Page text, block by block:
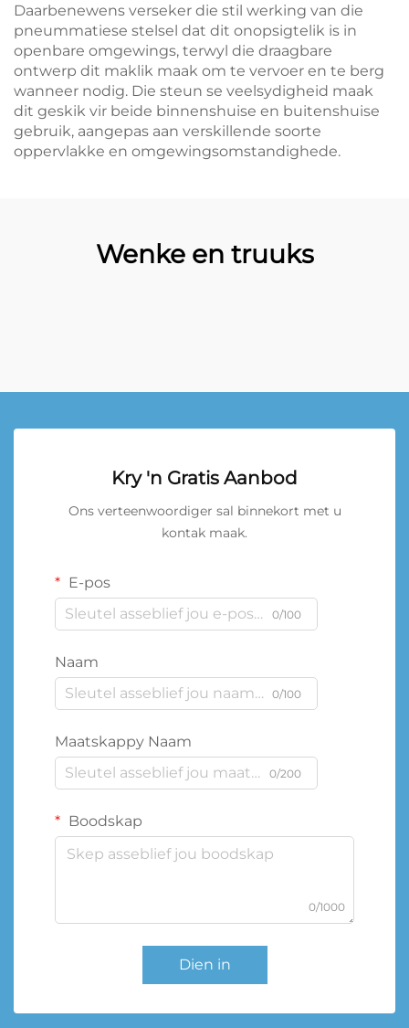
Daarbenewens verseker die stil werking van die
pneummatiese stelsel dat dit onopsigtelik is in
openbare omgewings, terwyl die draagbare
ontwerp dit maklik maak om te vervoer en te berg
wanneer nodig. Die steun se veelsydigheid maak
dit geskik vir beide binnenshuise en buitenshuise
gebruik, aangepas aan verskillende soorte
oppervlakke en omgewingsomstandighede.
Wenke en truuks
Kry 'n Gratis Aanbod
Ons verteenwoordiger sal binnekort met u
kontak maak.
E-pos
0/100
Naam
0/100
Maatskappy Naam
0/200
Boodskap
0/1000
Dien in